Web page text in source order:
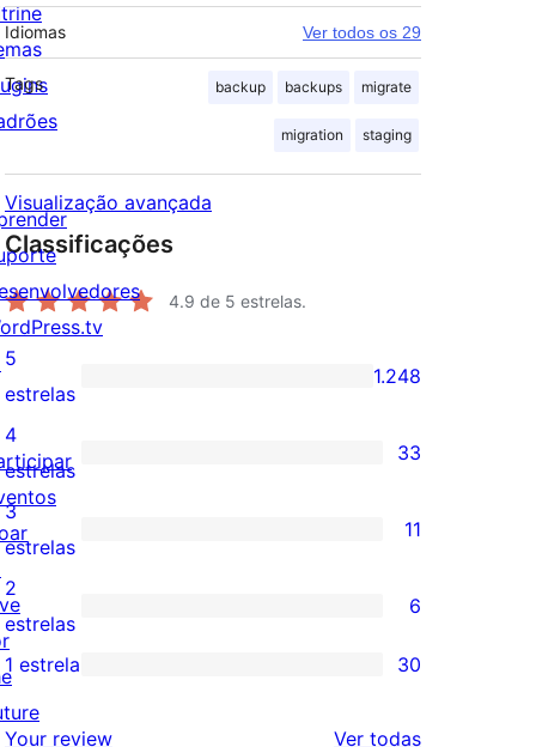
Idiomas Ver todos os 29
Tags backup backups migrate
migration staging
Visualização avançada
Classificações
4.9 de 5 estrelas.
1.248
avaliações
com
5
estrelas
5
estrelas
1.248
33
avaliações
com
4
estrelas
4
estrelas
33
11
avaliações
com
3
estrelas
3
estrelas
11
6
avaliações
com
2
2
estrelas
6
30
avaliações
1 estrela 30
Your review Ver todasavaliações